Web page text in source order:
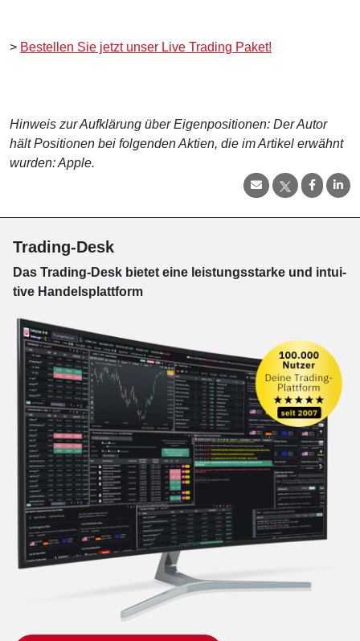
> Bestellen Sie jetzt unser Live Trading Paket!
Hinweis zur Aufklärung über Eigenpositionen: Der Autor
hält Positionen bei folgenden Aktien, die im Artikel erwähnt
wurden: Apple.
Trading-Desk
Das Trading-Desk bie­tet eine leis­tungs­star­ke und in­tui­
tive Han­dels­platt­form